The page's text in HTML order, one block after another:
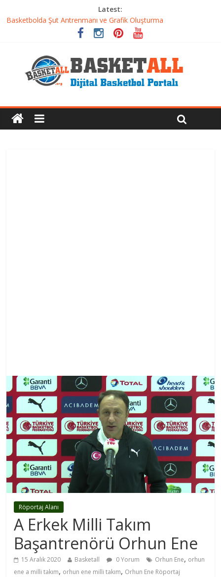
Latest:
Basketbolda Şut Antrenmanı ve Grafik Oluşturma
Iverson’dan Kyrie’e: Top Sürme Sanatının Dramatik Evrimi
Dünyanın En İyi Basketbol Takımı: Gerçek Şampiyon Kim?
Basketbolcu Beslenmesi: Performansı Artıran Bilimsel
Yaklaşımlar
Röportaj Alanı
A Erkek Milli Takım
Başantrenörü Orhun Ene
15 Aralık 2020 Basketall 0 Yorum Orhun Ene, orhun
ene a milli takım, orhun ene milli takım, Orhun Ene Röportaj